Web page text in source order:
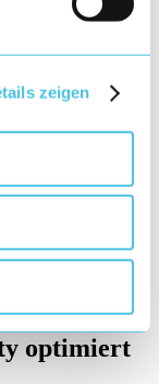
zeigen
um Nutzern mit
integriert, dass
auch ein helles
Einsatz
optimiert